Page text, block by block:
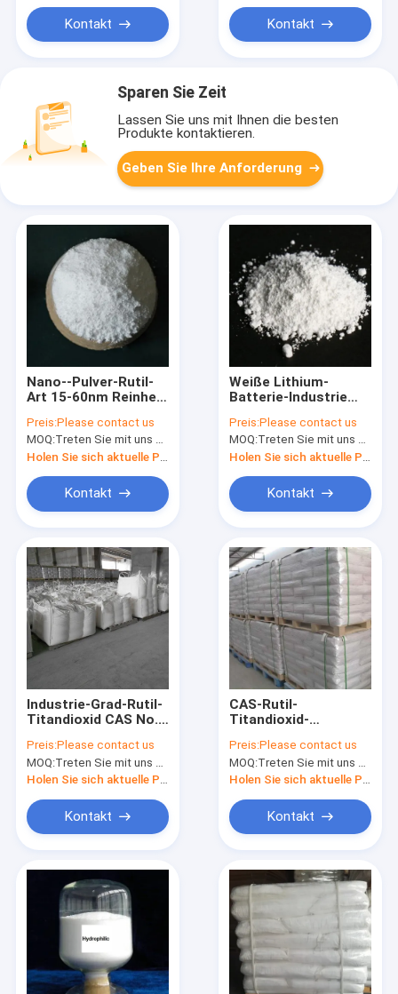
Produkte
Über uns
Fabrik-Ausflug
Kontakt Kontakt
Sparen Sie Zeit
Lassen Sie uns mit Ihnen die besten
Produkte kontaktieren.
Geben Sie Ihre Anforderung
Nano--Pulver-Rutil-
Art 15-60nm Reinheit
Titandioxid-TiO2
Preis:Please contact us
MOQ:Treten Sie mit uns bitte in Verbindung
Kontakt
Weiße Lithium-
Batterie-Industrie
Titandioxid-Rutil-
Tio2 Anatase
Preis:Please contact us
MOQ:Treten Sie mit uns bitte in Verbindung
Kontakt
Industrie-Grad-Rutil-
Titandioxid CAS No.
Preis:Please contact us
MOQ:Treten Sie mit uns bitte in Verbindung
Holen Sie sich aktuelle Preis
Kontakt
CAS-Rutil-
Titandioxid-
80-2 für Tinte
Preis:Please contact us
MOQ:Treten Sie mit uns bitte in Verbindung
Holen Sie sich aktuelle Preis
Kontakt